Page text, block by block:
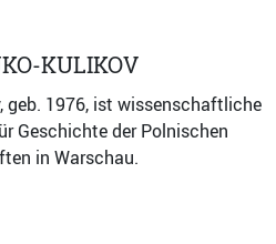
KULIKOV
geb. 1976, ist wissenschaftliche
Geschichte der Polnischen
in Warschau.